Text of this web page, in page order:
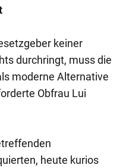
keiner
durchringt, muss die
moderne Alternative
Obfrau Lui
heute kurios